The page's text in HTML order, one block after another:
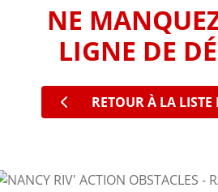
NE
LIGNE DE
RETOUR À LA LISTE